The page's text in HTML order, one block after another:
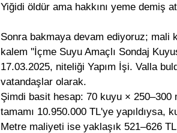
Yiğidi öldür ama hakkını yeme demiş
Sonra bakmaya devam ediyoruz; mali
kalem ''İçme Suyu Amaçlı Sondaj
17.03.2025, niteliği Yapım İşi. Valla
vatandaşlar olarak.
Şimdi basit hesap: 70 kuyu ×
tamamı 10.950.000 TL'ye yapıldıysa,
Metre maliyeti ise yaklaşık 521–626